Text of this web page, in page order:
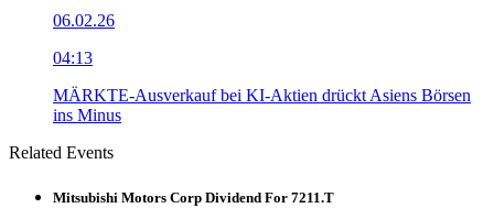
06.02.26
04:13
MÄRKTE-Ausverkauf bei KI-Aktien drückt Asiens Börsen
ins Minus
Related Events
Mitsubishi Motors Corp Dividend For 7211.T